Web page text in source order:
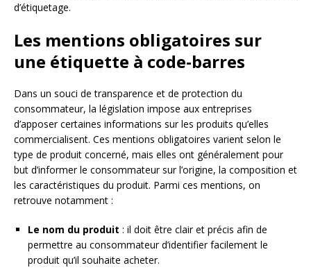
d’étiquetage.
Les mentions obligatoires sur
une étiquette à code-barres
Dans un souci de transparence et de protection du
consommateur, la législation impose aux entreprises
d’apposer certaines informations sur les produits qu’elles
commercialisent. Ces mentions obligatoires varient selon le
type de produit concerné, mais elles ont généralement pour
but d’informer le consommateur sur l’origine, la composition et
les caractéristiques du produit. Parmi ces mentions, on
retrouve notamment :
Le nom du produit : il doit être clair et précis afin de
permettre au consommateur d’identifier facilement le
produit qu’il souhaite acheter.